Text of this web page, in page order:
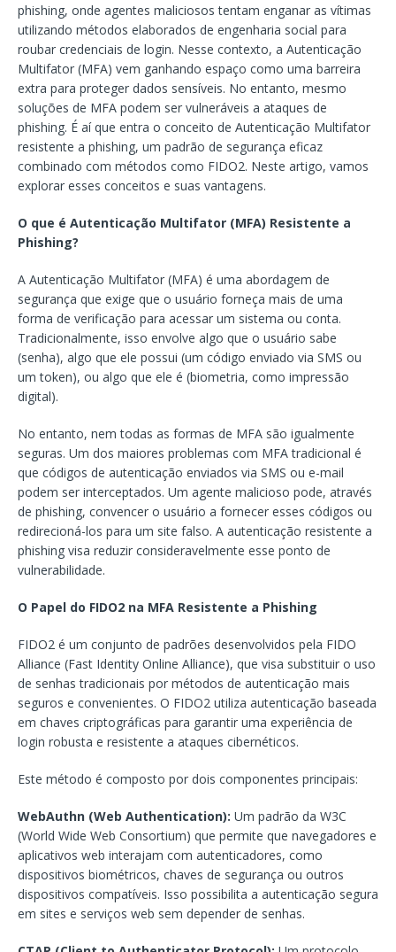
phishing, onde agentes maliciosos tentam enganar as vítimas
utilizando métodos elaborados de engenharia social para
roubar credenciais de login. Nesse contexto, a Autenticação
Multifator (MFA) vem ganhando espaço como uma barreira
extra para proteger dados sensíveis. No entanto, mesmo
soluções de MFA podem ser vulneráveis a ataques de
phishing. É aí que entra o conceito de Autenticação Multifator
resistente a phishing, um padrão de segurança eficaz
combinado com métodos como FIDO2. Neste artigo, vamos
explorar esses conceitos e suas vantagens.
O que é Autenticação Multifator (MFA) Resistente a
Phishing?
A Autenticação Multifator (MFA) é uma abordagem de
segurança que exige que o usuário forneça mais de uma
forma de verificação para acessar um sistema ou conta.
Tradicionalmente, isso envolve algo que o usuário sabe
(senha), algo que ele possui (um código enviado via SMS ou
um token), ou algo que ele é (biometria, como impressão
digital).
No entanto, nem todas as formas de MFA são igualmente
seguras. Um dos maiores problemas com MFA tradicional é
que códigos de autenticação enviados via SMS ou e-mail
podem ser interceptados. Um agente malicioso pode, através
de phishing, convencer o usuário a fornecer esses códigos ou
redirecioná-los para um site falso. A autenticação resistente a
phishing visa reduzir consideravelmente esse ponto de
vulnerabilidade.
O Papel do FIDO2 na MFA Resistente a Phishing
FIDO2 é um conjunto de padrões desenvolvidos pela FIDO
Alliance (Fast Identity Online Alliance), que visa substituir o uso
de senhas tradicionais por métodos de autenticação mais
seguros e convenientes. O FIDO2 utiliza autenticação baseada
em chaves criptográficas para garantir uma experiência de
login robusta e resistente a ataques cibernéticos.
Este método é composto por dois componentes principais:
WebAuthn (Web Authentication): Um padrão da W3C
(World Wide Web Consortium) que permite que navegadores e
aplicativos web interajam com autenticadores, como
dispositivos biométricos, chaves de segurança ou outros
dispositivos compatíveis. Isso possibilita a autenticação segura
em sites e serviços web sem depender de senhas.